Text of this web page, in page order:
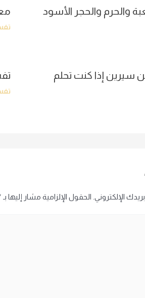
والحرم والحجر الأسود
سيرين إذا كنت تحلم
الإلكتروني. الحقول الإلزامية مشار إليها بـ